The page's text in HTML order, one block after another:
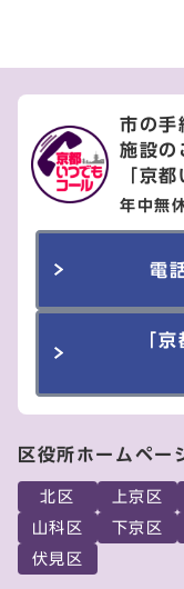
市の手
施設の
「京
年中無
電
「
区役所ホームペー
北区 上京区
山科区
下京区
伏見区